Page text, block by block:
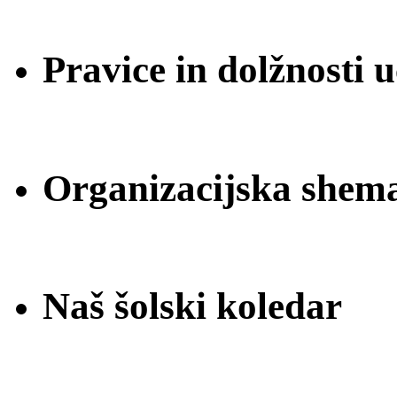
Pravice in dolžnosti
Organizacijska
Naš šolski koledar